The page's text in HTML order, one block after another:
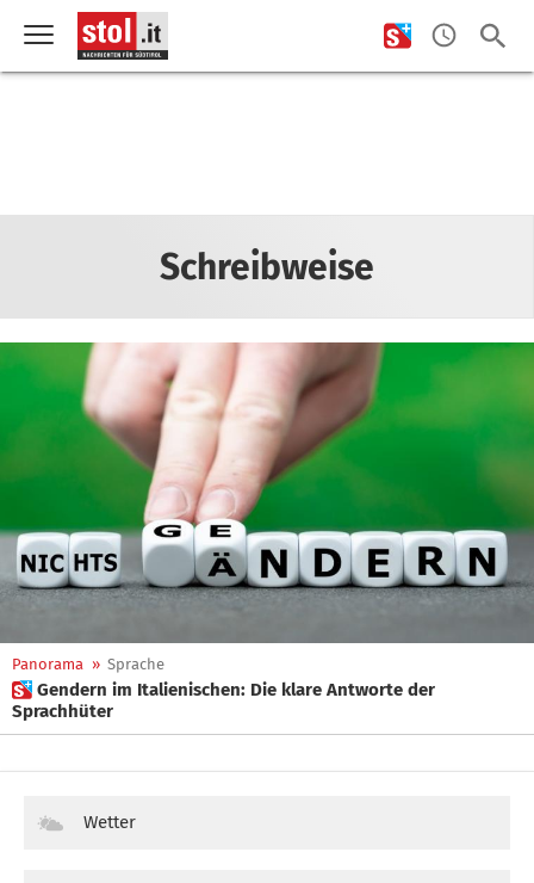
Schreibweise
Panorama » Sprache
 Gendern im Italienischen: Die klare Antworte der
Sprachhüter
Wetter